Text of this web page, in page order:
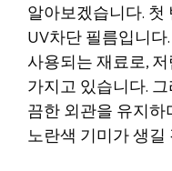
알아보겠습니다. 첫
UV차단 필름입니
사용되는 재료로,
가지고 있습니다.
끔한 외관을 유지
노란색 기미가 생